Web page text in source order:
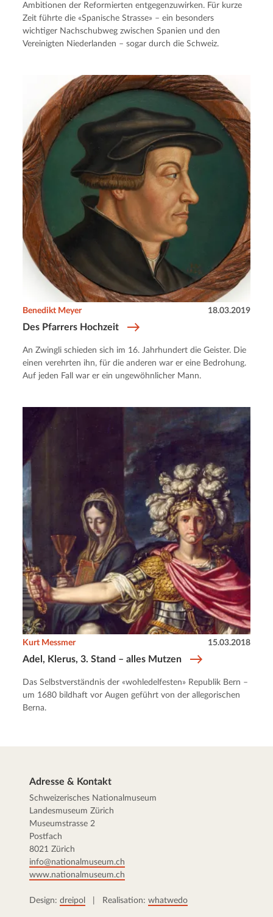
Ambitionen der Reformierten entgegenzuwirken. Für kurze
Zeit führte die «Spanische Strasse» – ein besonders
wichtiger Nachschubweg zwischen Spanien und den
Vereinigten Niederlanden – sogar durch die Schweiz.
Des Pfarrers Hochzeit
Benedikt Meyer 18.03.2019
An Zwingli schieden sich im 16. Jahrhundert die Geister. Die
einen verehrten ihn, für die anderen war er eine Bedrohung.
Auf jeden Fall war er ein ungewöhnlicher Mann.
Adel, Klerus, 3. Stand – alles Mutzen
Kurt Messmer 15.03.2018
Das Selbstverständnis der «wohledelfesten» Republik Bern –
um 1680 bildhaft vor Augen geführt von der allegorischen
Berna.
Adresse & Kontakt
Schweizerisches Nationalmuseum
Landesmuseum Zürich
Museumstrasse 2
Postfach
8021 Zürich
info@nationalmuseum.ch
www.nationalmuseum.ch
Design: dreipol | Realisation: whatwedo